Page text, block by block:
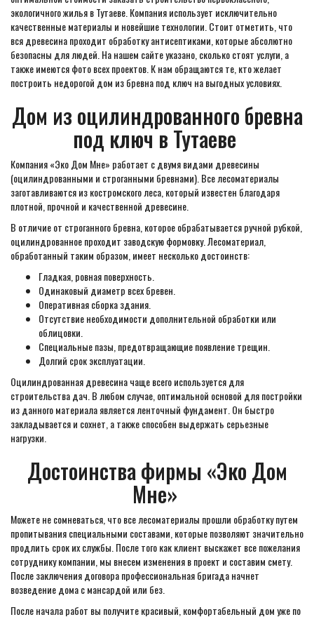
экологичного жилья в Тутаеве. Компания использует исключительно
качественные материалы и новейшие технологии. Стоит отметить, что
вся древесина проходит обработку антисептиками, которые абсолютно
безопасны для людей. На нашем сайте указано, сколько стоят услуги, а
также имеются фото всех проектов. К нам обращаются те, кто желает
построить недорогой дом из бревна под ключ на выгодных условиях.
Дом из оцилиндрованного бревна
под ключ в Тутаеве
Компания «Эко Дом Мне» работает с двумя видами древесины
(оцилиндрованными и строганными бревнами). Все лесоматериалы
заготавливаются из костромского леса, который известен благодаря
плотной, прочной и качественной древесине.
В отличие от строганного бревна, которое обрабатывается ручной рубкой,
оцилиндрованное проходит заводскую формовку. Лесоматериал,
обработанный таким образом, имеет несколько достоинств:
Гладкая, ровная поверхность.
Одинаковый диаметр всех бревен.
Оперативная сборка здания.
Отсутствие необходимости дополнительной обработки или
облицовки.
Специальные пазы, предотвращающие появление трещин.
Долгий срок эксплуатации.
Оцилиндрованная древесина чаще всего используется для
строительства дач. В любом случае, оптимальной основой для постройки
из данного материала является ленточный фундамент. Он быстро
закладывается и сохнет, а также способен выдержать серьезные
нагрузки.
Достоинства фирмы «Эко Дом
Мне»
Можете не сомневаться, что все лесоматериалы прошли обработку путем
пропитывания специальными составами, которые позволяют значительно
продлить срок их службы. После того как клиент выскажет все пожелания
сотруднику компании, мы внесем изменения в проект и составим смету.
После заключения договора профессиональная бригада начнет
возведение дома с мансардой или без.
После начала работ вы получите красивый, комфортабельный дом уже по